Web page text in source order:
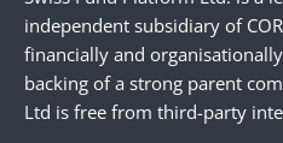
independent subsidiary of
financially and
backing of a strong parent
Ltd is free from third-party